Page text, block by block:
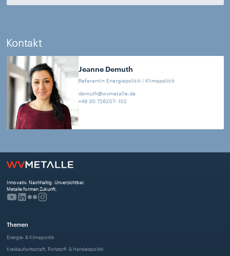
Kontakt
Jeanne Demuth
Referentin Energiepolitik | Klimapolitik
demuth@wvmetalle.de
+49 30 726207- 102
Innovativ. Nachhaltig. Unverzichtbar.
Metalle formen Zukunft.
Themen
Energie- & Klimapolitik
Kreislaufwirtschaft, Rohstoff- & Handelspolitik